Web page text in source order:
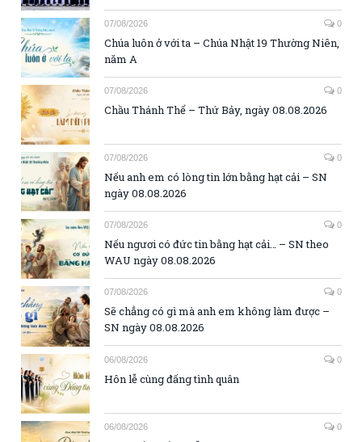
07/08/2026 0
Chúa luôn ở với ta – Chúa Nhật 19 Thường Niên,
năm A
07/08/2026 0
Chầu Thánh Thể – Thứ Bảy, ngày 08.08.2026
07/08/2026 0
Nếu anh em có lòng tin lớn bằng hạt cải – SN
ngày 08.08.2026
07/08/2026 0
Nếu ngươi có đức tin bằng hạt cải… – SN theo
WAU ngày 08.08.2026
07/08/2026 0
Sẽ chẳng có gì mà anh em không làm được –
SN ngày 08.08.2026
06/08/2026 0
Hôn lễ cùng đấng tình quân
06/08/2026 0